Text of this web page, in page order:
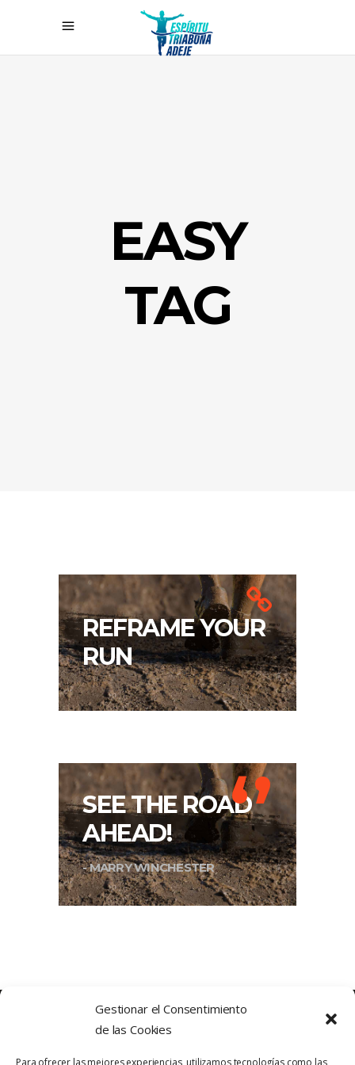
Gestionar el Consentimiento
de las Cookies
Para ofrecer las mejores experiencias, utilizamos tecnologías como las
EASY
TAG
REFRAME YOUR
RUN
‘’
SEE THE ROAD
AHEAD!
- MARRY WINCHESTER